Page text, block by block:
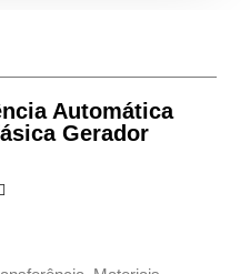
Automática
Gerador